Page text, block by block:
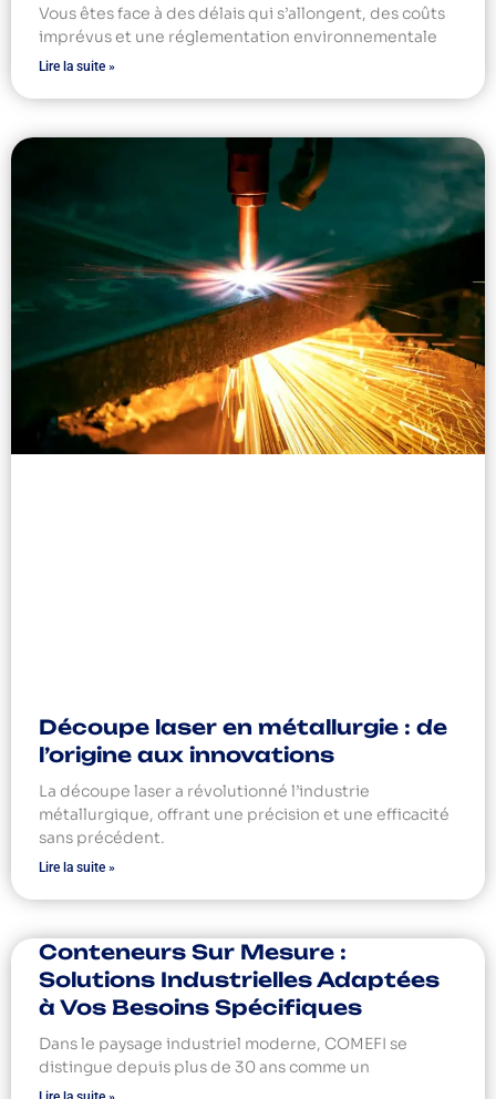
Vous êtes face à des délais qui s’allongent, des coûts
imprévus et une réglementation environnementale
Lire la suite »
Découpe laser en métallurgie : de
l’origine aux innovations
La découpe laser a révolutionné l’industrie
métallurgique, offrant une précision et une efficacité
sans précédent.
Lire la suite »
Conteneurs Sur Mesure :
Solutions Industrielles Adaptées
à Vos Besoins Spécifiques
Dans le paysage industriel moderne, COMEFI se
distingue depuis plus de 30 ans comme un